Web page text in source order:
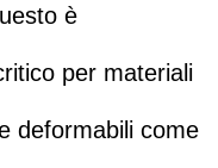
è
per materiali
deformabili come